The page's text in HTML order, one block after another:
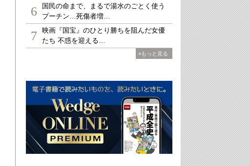
6
国民の命まで、まるで湯水のごとく使う
プーチン…死傷者増…
7
映画『国宝』のひとり勝ちを阻んだ女優
たち 不惑を迎える…
»もっと見る